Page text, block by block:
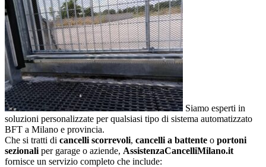
Siamo esperti in
soluzioni personalizzate per qualsiasi tipo di sistema automatizzato
BFT a Milano e provincia.
Che si tratti di cancelli scorrevoli, cancelli a battente o portoni
sezionali per garage o aziende, AssistenzaCancelliMilano.it
fornisce un servizio completo che include: